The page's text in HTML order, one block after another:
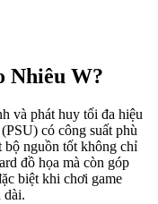
Nhiêu W?
và phát huy tối đa hiệu
có công suất phù
bộ nguồn tốt không chỉ
đồ họa mà còn góp
biệt khi chơi game
dài.